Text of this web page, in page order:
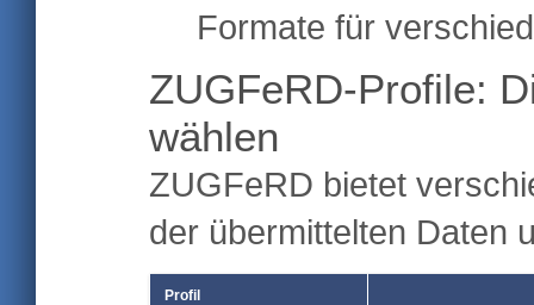
Formate für
ZUGFeRD-Profile:
wählen
ZUGFeRD bietet
der übermittelten Daten
Profil